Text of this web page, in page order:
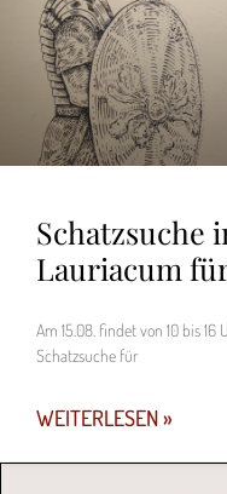
Schatzsuche
Lauriacum
Am 15.08. findet von 10 bis
Schatzsuche für
WEITERLESEN »